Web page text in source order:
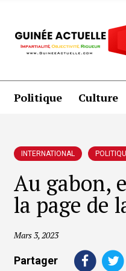
Politique Culture
INTERNATIONAL
Au gabon,
la page de
Mars 3, 2023
Partager